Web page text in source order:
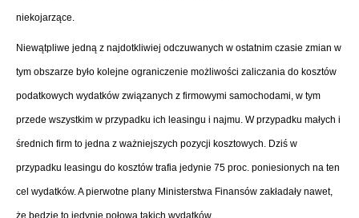
niekojarzące.
Niewątpliwe jedną z najdotkliwiej odczuwanych w ostatnim czasie zmian w
tym obszarze było kolejne ograniczenie możliwości zaliczania do kosztów
podatkowych wydatków związanych z firmowymi samochodami, w tym
przede wszystkim w przypadku ich leasingu i najmu. W przypadku małych i
średnich firm to jedna z ważniejszych pozycji kosztowych. Dziś w
przypadku leasingu do kosztów trafia jedynie 75 proc. poniesionych na ten
cel wydatków. A pierwotne plany Ministerstwa Finansów zakładały nawet,
że będzie to jedynie połowa takich wydatków.